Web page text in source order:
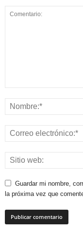
Guardar mi nombre,
la próxima vez que